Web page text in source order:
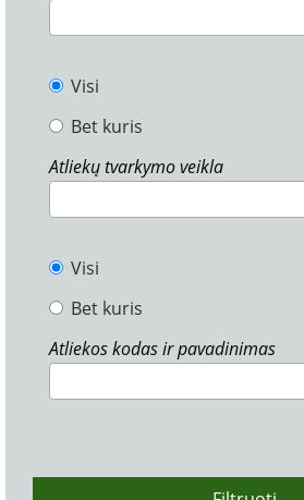
Visi
Bet kuris
Atliekų tvarkymo veikla
Visi
Bet kuris
Atliekos kodas ir pavadinimas